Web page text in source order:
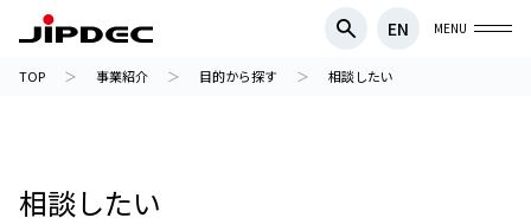
EN MENU
TOP 事業紹介 目的から探す 相談したい
相談したい